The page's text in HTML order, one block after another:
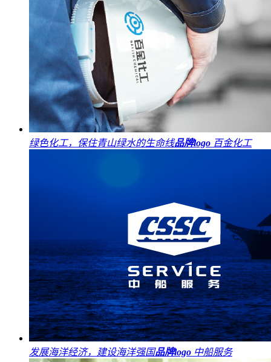
绿色化工，保住青山绿水的生命线品牌logo 百金化工
发展海洋经济，建设海洋强国品牌logo 中船服务